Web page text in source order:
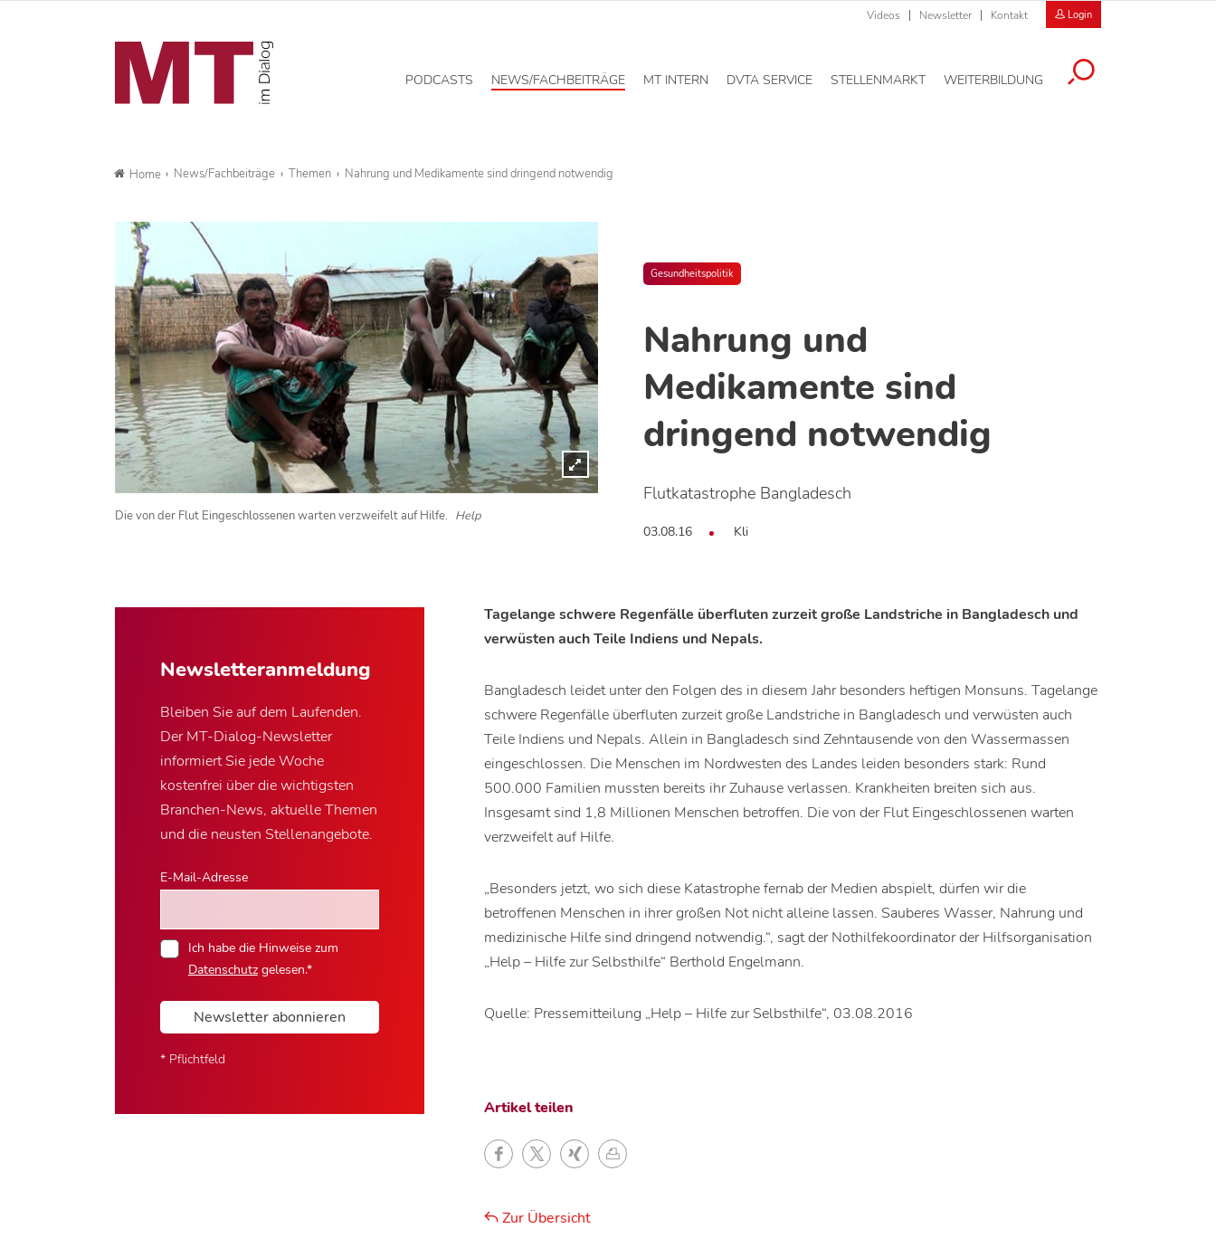
Videos Newsletter Kontakt Login
PODCASTS NEWS/FACHBEITRÄGE MT INTERN DVTA SERVICE STELLENMARKT WEITERBILDUNG
Home News/Fachbeiträge Themen Nahrung und Medikamente sind dringend notwendig
Gesundheitspolitik
Nahrung und
Medikamente sind
dringend notwendig
Flutkatastrophe Bangladesch
03.08.16 Kli
Die von der Flut Eingeschlossenen warten verzweifelt auf Hilfe. Help
Newsletter­anmeldung
Bleiben Sie auf dem Laufenden.
Der MT-Dialog-Newsletter
informiert Sie jede Woche
kostenfrei über die wichtigsten
Branchen-News, aktuelle Themen
und die neusten Stellenangebote.
E-Mail-Adresse
Ich habe die Hinweise zum
Datenschutzgelesen.*
Newsletter abonnieren
* Pflichtfeld
Tagelange schwere Regenfälle überfluten zurzeit große Landstriche in Bangladesch und
verwüsten auch Teile Indiens und Nepals.
Bangladesch leidet unter den Folgen des in diesem Jahr besonders heftigen Monsuns. Tagelange
schwere Regenfälle überfluten zurzeit große Landstriche in Bangladesch und verwüsten auch
Teile Indiens und Nepals. Allein in Bangladesch sind Zehntausende von den Wassermassen
eingeschlossen. Die Menschen im Nordwesten des Landes leiden besonders stark: Rund
500.000 Familien mussten bereits ihr Zuhause verlassen. Krankheiten breiten sich aus.
Insgesamt sind 1,8 Millionen Menschen betroffen. Die von der Flut Eingeschlossenen warten
verzweifelt auf Hilfe.
„Besonders jetzt, wo sich diese Katastrophe fernab der Medien abspielt, dürfen wir die
betroffenen Menschen in ihrer großen Not nicht alleine lassen. Sauberes Wasser, Nahrung und
medizinische Hilfe sind dringend notwendig.“, sagt der Nothilfekoordinator der Hilfsorganisation
„Help – Hilfe zur Selbsthilfe“ Berthold Engelmann.
Quelle: Pressemitteilung „Help – Hilfe zur Selbsthilfe“, 03.08.2016
Artikel teilen
Zur Übersicht